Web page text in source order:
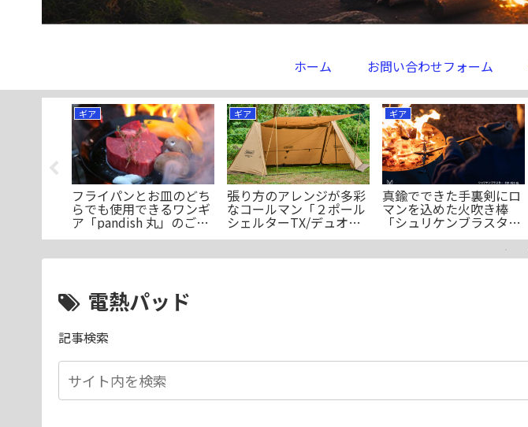
ホーム お問い合わせフォーム
ギア
フライパンとお皿のどち
らでも使用できるワンギ
ア「pandish 丸」のご紹
介
ギア
張り方のアレンジが多彩
なコールマン「２ポール
シェルターTX/デュオ」
のご紹介
ギア
真鍮でできた手裏剣にロ
マンを込めた火吹き棒
「シュリケンブラスタ
ー」のご紹介
電熱パッド
記事検索